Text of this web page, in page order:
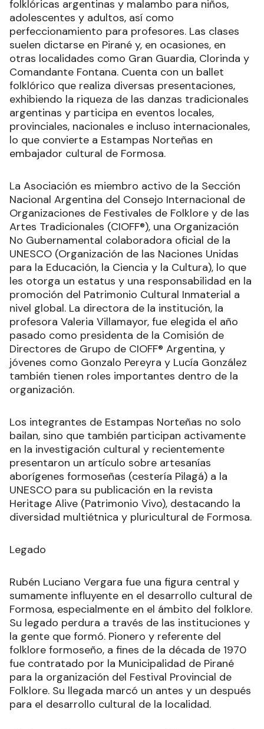
folklóricas argentinas y malambo para niños,
adolescentes y adultos, así como
perfeccionamiento para profesores. Las clases
suelen dictarse en Pirané y, en ocasiones, en
otras localidades como Gran Guardia, Clorinda y
Comandante Fontana. Cuenta con un ballet
folklórico que realiza diversas presentaciones,
exhibiendo la riqueza de las danzas tradicionales
argentinas y participa en eventos locales,
provinciales, nacionales e incluso internacionales,
lo que convierte a Estampas Norteñas en
embajador cultural de Formosa.
La Asociación es miembro activo de la Sección
Nacional Argentina del Consejo Internacional de
Organizaciones de Festivales de Folklore y de las
Artes Tradicionales (CIOFF®), una Organización
No Gubernamental colaboradora oficial de la
UNESCO (Organización de las Naciones Unidas
para la Educación, la Ciencia y la Cultura), lo que
les otorga un estatus y una responsabilidad en la
promoción del Patrimonio Cultural Inmaterial a
nivel global. La directora de la institución, la
profesora Valeria Villamayor, fue elegida el año
pasado como presidenta de la Comisión de
Directores de Grupo de CIOFF® Argentina, y
jóvenes como Gonzalo Pereyra y Lucía González
también tienen roles importantes dentro de la
organización.
Los integrantes de Estampas Norteñas no solo
bailan, sino que también participan activamente
en la investigación cultural y recientemente
presentaron un artículo sobre artesanías
aborígenes formoseñas (cestería Pilagá) a la
UNESCO para su publicación en la revista
Heritage Alive (Patrimonio Vivo), destacando la
diversidad multiétnica y pluricultural de Formosa.
Legado
Rubén Luciano Vergara fue una figura central y
sumamente influyente en el desarrollo cultural de
Formosa, especialmente en el ámbito del folklore.
Su legado perdura a través de las instituciones y
la gente que formó. Pionero y referente del
folklore formoseño, a fines de la década de 1970
fue contratado por la Municipalidad de Pirané
para la organización del Festival Provincial de
Folklore. Su llegada marcó un antes y un después
para el desarrollo cultural de la localidad.